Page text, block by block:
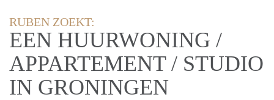
RUBEN ZOEKT:
EEN HUURWONING /
APPARTEMENT / STUDIO
IN GRONINGEN